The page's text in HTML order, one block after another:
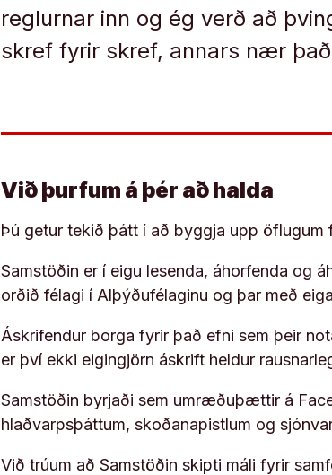
reglurnar inn og ég verð að
skref fyrir skref, annars nær
Við þurfum á þér að halda
Þú getur tekið þátt í að byggja upp öflugum
Samstöðin er í eigu lesenda, áhorfenda og
orðið félagi í Alþýðufélaginu og þar með
Áskrifendur borga fyrir það efni sem þeir
er því ekki eigingjörn áskrift heldur
Samstöðin byrjaði sem umræðuþættir á
hlaðvarpsþáttum, skoðanapistlum og
Við trúum að Samstöðin skipti máli fyrir